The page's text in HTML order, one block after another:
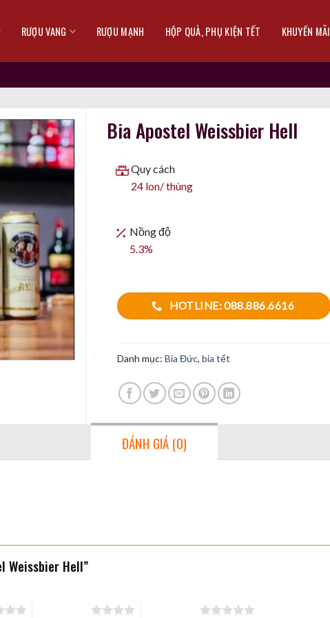
RƯỢU VANG RƯỢU MẠNH HỘP QUÀ, PHỤ KIỆN TẾT KHUYẾN MÃI
Bia Apostel Weissbier Hell
Quy cách
24 lon/ thùng
Nồng độ
5.3%
HOTLINE: 088.886.6616
Danh mục: Bia Đức, bia tết
ĐÁNH GIÁ (0)
Weissbier Hell”